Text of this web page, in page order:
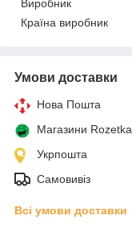
Виробник
Країна виробник
Умови доставки
Нова Пошта
Магазини Rozetka
Укрпошта
Самовивіз
Всі умови доставки